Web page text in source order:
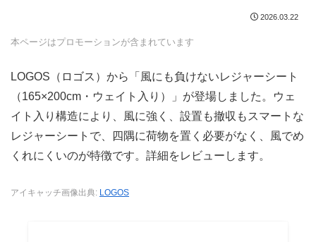
2026.03.22
本ページはプロモーションが含まれています
LOGOS（ロゴス）から「風にも負けないレジャーシート
（165×200cm・ウェイト入り）」が登場しました。ウェ
イト入り構造により、風に強く、設置も撤収もスマートな
レジャーシートで、四隅に荷物を置く必要がなく、風でめ
くれにくいのが特徴です。詳細をレビューします。
アイキャッチ画像出典: LOGOS